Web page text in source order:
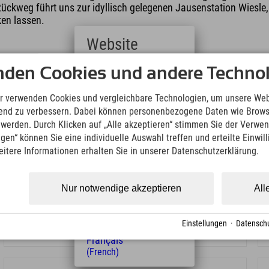
führt uns zur idyllisch gelegenen Jausenstation
lassen.
Abenteuer im Bergsturzlabyrinth – das
Cookies und andere
verwenden Cookies und vergleichbare Technologien, um unsere
zu verbessern. Dabei können personenbezogene Daten wie
Durch Klicken auf „Alle akzeptieren“ stimmen Sie der
können Sie eine individuelle Auswahl treffen und erteilte
Informationen erhalten Sie in unserer Datenschutzerklärung.
Nur notwendige akzeptieren
Einstellungen ·
Website
Deutsch
(German)
English
(English)
Italiano
(Italian)
Čeština
(Czech)
Magyar
Nederlands
Français
(French)